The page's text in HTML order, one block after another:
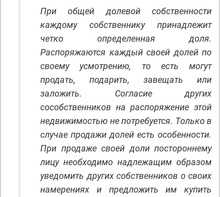
При общей долевой собственности
каждому собственнику принадлежит
четко определенная доля.
Распоряжаются каждый своей долей по
своему усмотрению, то есть могут
продать, подарить, завещать или
заложить. Согласие других
сособственников на распоряжение этой
недвижимостью не потребуется. Только в
случае продажи долей есть особенности.
При продаже своей доли постороннему
лицу необходимо надлежащим образом
уведомить других собственников о своих
намерениях и предложить им купить